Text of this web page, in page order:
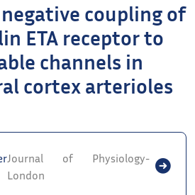
coupling of
ETA receptor to
channels in
cortex arterioles
Journal of Physiology-
London